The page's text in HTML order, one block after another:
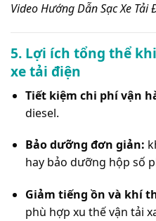
Video Hướng Dẫn Sạc Xe Tải
5. Lợi ích tổng thể
xe tải điện
Tiết kiệm chi phí vận
diesel.
Bảo dưỡng đơn giản:
hay bảo dưỡng hộp số
Giảm tiếng ồn và khí
phù hợp xu thế vận tải